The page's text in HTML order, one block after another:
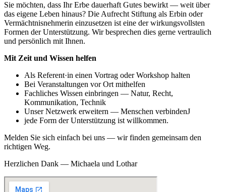
Sie möchten, dass Ihr Erbe dauerhaft Gutes bewirkt — weit über
das eigene Leben hinaus? Die Aufrecht Stiftung als Erbin oder
Vermächtnisnehmerin einzusetzen ist eine der wirkungsvollsten
Formen der Unterstützung. Wir besprechen dies gerne vertraulich
und persönlich mit Ihnen.
Mit Zeit und Wissen helfen
Als Referent·in einen Vortrag oder Workshop halten
Bei Veranstaltungen vor Ort mithelfen
Fachliches Wissen einbringen — Natur, Recht,
Kommunikation, Technik
Unser Netzwerk erweitern — Menschen verbindenJ
jede Form der Unterstützung ist willkommen.
Melden Sie sich einfach bei uns — wir finden gemeinsam den
richtigen Weg.
Herzlichen Dank — Michaela und Lothar